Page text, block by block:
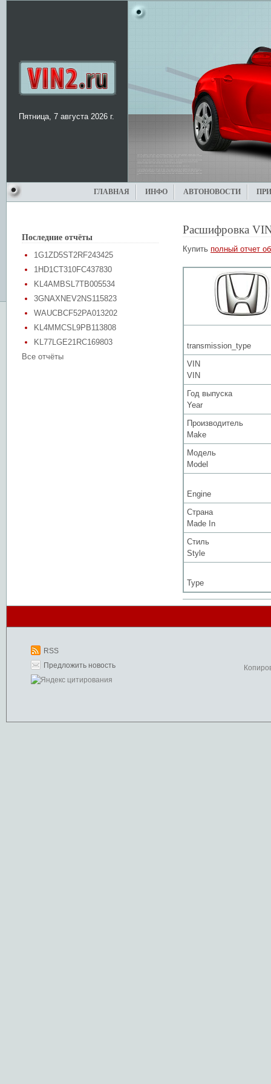
Пятница, 7 августа 2026 г.
ГЛАВНАЯ ИНФО АВТОНОВОСТИ
Последние отчёты
1G1ZD5ST2RF243425
1HD1CT310FC437830
KL4AMBSL7TB005534
3GNAXNEV2NS115823
WAUCBCF52PA013202
KL4MMCSL9PB113808
KL77LGE21RC169803
Все отчёты
Расшифровка
Купить полный отчет
transmission_type
VIN
VIN
Год выпуска
Year
Производитель
Make
Модель
Model
Engine
Страна
Made In
Стиль
Style
Type
RSS
Предложить новость